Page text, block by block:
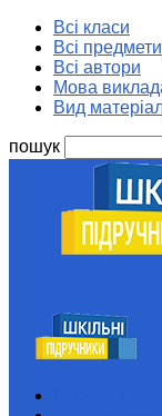
Всі класи
Всі предмети
Всі автори
Мова
Вид
пошук